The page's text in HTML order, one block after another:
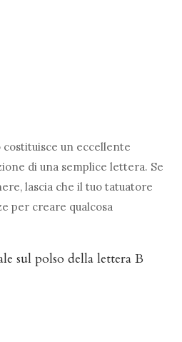
costituisce un eccellente
di una semplice lettera. Se
lascia che il tuo tatuatore
per creare qualcosa
sul polso della lettera B